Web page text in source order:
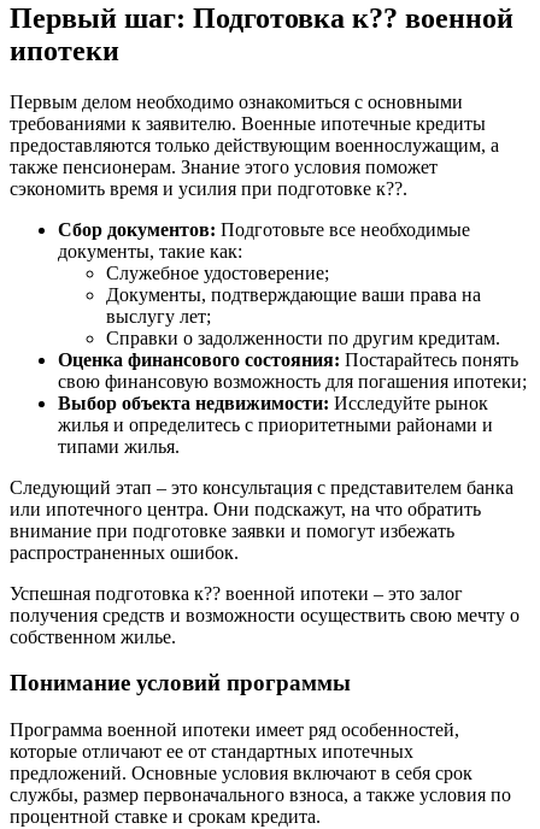
Первый шаг: Подготовка к?? военной
ипотеки
Первым делом необходимо ознакомиться с основными
требованиями к заявителю. Военные ипотечные кредиты
предоставляются только действующим военнослужащим, а
также пенсионерам. Знание этого условия поможет
сэкономить время и усилия при подготовке к??.
Сбор документов: Подготовьте все необходимые
документы, такие как:
Служебное удостоверение;
Документы, подтверждающие ваши права на
выслугу лет;
Справки о задолженности по другим кредитам.
Оценка финансового состояния: Постарайтесь понять
свою финансовую возможность для погашения ипотеки;
Выбор объекта недвижимости: Исследуйте рынок
жилья и определитесь с приоритетными районами и
типами жилья.
Следующий этап – это консультация с представителем банка
или ипотечного центра. Они подскажут, на что обратить
внимание при подготовке заявки и помогут избежать
распространенных ошибок.
Успешная подготовка к?? военной ипотеки – это залог
получения средств и возможности осуществить свою мечту о
собственном жилье.
Понимание условий программы
Программа военной ипотеки имеет ряд особенностей,
которые отличают ее от стандартных ипотечных
предложений. Основные условия включают в себя срок
службы, размер первоначального взноса, а также условия по
процентной ставке и срокам кредита.